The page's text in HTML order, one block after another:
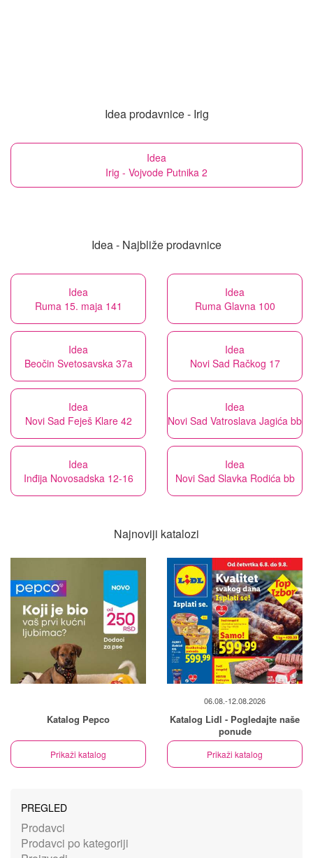
Idea prodavnice - Irig
Idea
Irig - Vojvode Putnika 2
Idea - Najbliže prodavnice
Idea
Ruma 15. maja 141
Idea
Ruma Glavna 100
Idea
Beočin Svetosavska 37a
Idea
Novi Sad Račkog 17
Idea
Novi Sad Feješ Klare 42
Idea
Novi Sad Vatroslava Jagića bb
Idea
Inđija Novosadska 12-16
Idea
Novi Sad Slavka Rodića bb
Najnoviji katalozi
Katalog Pepco
Prikaži katalog
06.08.-12.08.2026
Katalog Lidl - Pogledajte naše
ponude
Prikaži katalog
PREGLED
Prodavci
Prodavci po kategoriji